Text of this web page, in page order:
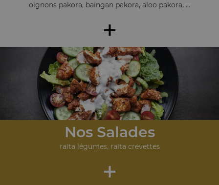
oignons pakora, baingan pakora, aloo pakora, ...
+
Nos Salades
raïta légumes, raïta crevettes
+